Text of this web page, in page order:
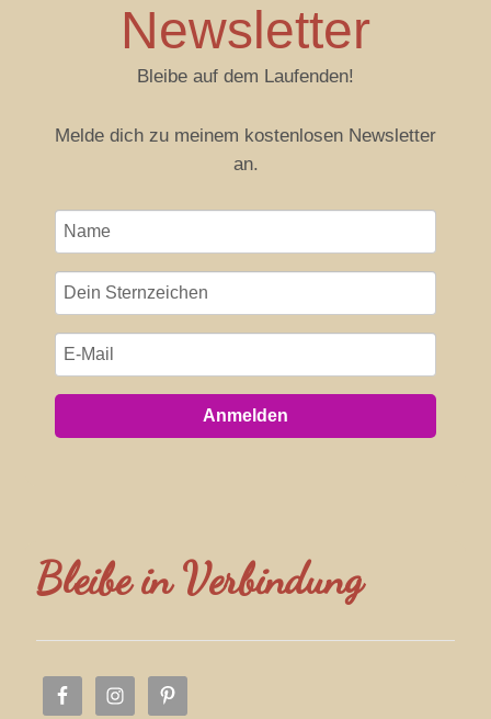
Newsletter
Bleibe auf dem Laufenden!
Melde dich zu meinem kostenlosen Newsletter
an.
Anmelden
Bleibe in Verbindung